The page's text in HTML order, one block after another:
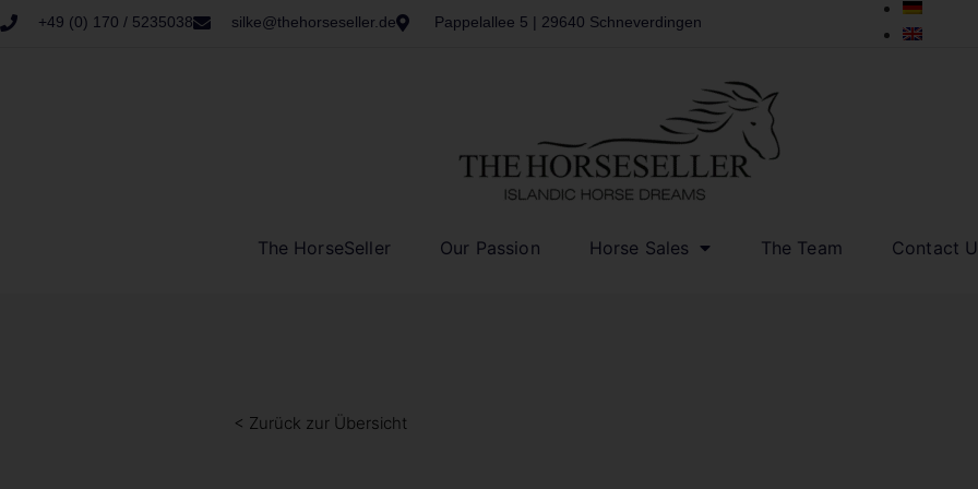
+49 (0) 170 / 5235038 silke@thehorseseller.de Pappelallee 5 | 29640 Schneverdingen
The HorseSeller Our Passion Horse Sales The Team Contact
< Zurück zur Übersicht